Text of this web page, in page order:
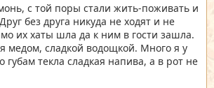
с той поры стали жить-поживать и
без друга никуда не ходят и не
их хаты шла да к ним в гости зашла.
медом, сладкой водощкой. Много я у
губам текла сладкая напива, а в рот не